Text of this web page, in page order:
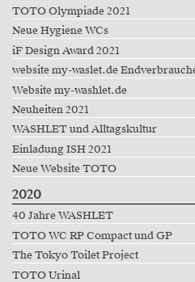
TOTO Olympiade 2021
Neue Hygiene WCs
iF Design Award 2021
website my-waslet.de
Website my-washlet.de
Neuheiten 2021
WASHLET und Alltagskultur
Einladung ISH 2021
Neue Website TOTO
2020
40 Jahre WASHLET
TOTO WC RP Compact und GP
The Tokyo Toilet Project
TOTO Urinal